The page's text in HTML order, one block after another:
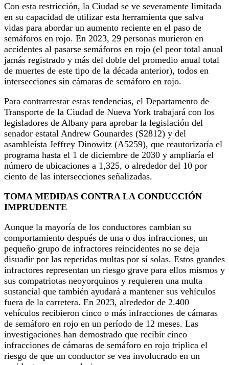
Con esta restricción, la Ciudad se ve severamente limitada
en su capacidad de utilizar esta herramienta que salva
vidas para abordar un aumento reciente en el paso de
semáforos en rojo. En 2023, 29 personas murieron en
accidentes al pasarse semáforos en rojo (el peor total anual
jamás registrado y más del doble del promedio anual total
de muertes de este tipo de la década anterior), todos en
intersecciones sin cámaras de semáforo en rojo.
Para contrarrestar estas tendencias, el Departamento de
Transporte de la Ciudad de Nueva York trabajará con los
legisladores de Albany para aprobar la legislación del
senador estatal Andrew Gounardes (S2812) y del
asambleísta Jeffrey Dinowitz (A5259), que reautorizaría el
programa hasta el 1 de diciembre de 2030 y ampliaría el
número de ubicaciones a 1,325, o alrededor del 10 por
ciento de las intersecciones señalizadas.
TOMA MEDIDAS CONTRA LA CONDUCCIÓN
IMPRUDENTE
Aunque la mayoría de los conductores cambian su
comportamiento después de una o dos infracciones, un
pequeño grupo de infractores reincidentes no se deja
disuadir por las repetidas multas por sí solas. Estos grandes
infractores representan un riesgo grave para ellos mismos y
sus compatriotas neoyorquinos y requieren una multa
sustancial que también ayudará a mantener sus vehículos
fuera de la carretera. En 2023, alrededor de 2.400
vehículos recibieron cinco o más infracciones de cámaras
de semáforo en rojo en un período de 12 meses. Las
investigaciones han demostrado que recibir cinco
infracciones de cámaras de semáforo en rojo triplica el
riesgo de que un conductor se vea involucrado en un